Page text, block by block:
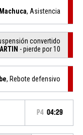
, Asistencia
convertido
- pierde por 10
, Rebote defensivo
P4 04:29